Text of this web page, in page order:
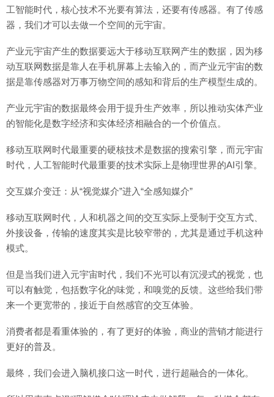
工智能时代，核心技术不光要有算法，还要有传感器。有了传感
器，我们才可以去做一个空间的元宇宙。
产业元宇宙产生的数据要远大于移动互联网产生的数据，因为移
动互联网数据是靠人在手机屏幕上去输入的，而产业元宇宙的数
据是靠传感器对万事万物空间的感知和背后的生产模型生成的。
产业元宇宙的数据最终会用于提升生产效率，所以推动实体产业
的智能化是数字经济和实体经济相融合的一个价值点。
移动互联网时代最重要的硬核技术是数据的搜索引擎，而元宇宙
时代，人工智能时代最重要的技术实际上是物理世界的AI引擎。
交互媒介变迁：从“视觉媒介”进入“全感知媒介”
移动互联网时代，人和机器之间的交互实际上受制于交互方式、
外接设备，传输的速度其实是比较窄带的，尤其是通过手机这种
模式。
但是当我们进入元宇宙时代，我们不光可以有沉浸式的视觉，也
可以有触觉，包括数字化的味觉，和嗅觉的反馈。这些给我们带
来一个更宽带的，接近于自然感官的交互体验。
消费者都是看重体验的，有了更好的体验，商业的营销才能进行
更好的普及。
最终，我们会进入脑机接口这一时代，进行超融合的一体化。